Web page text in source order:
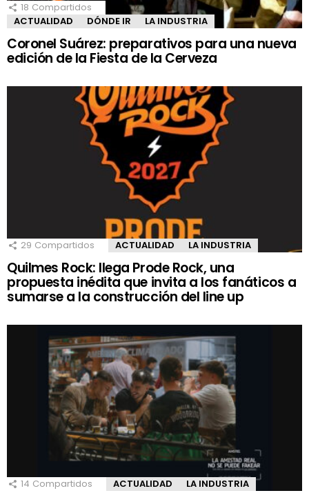
18 Compartidos
ACTUALIDAD
DÓNDE IR LA INDUSTRIA
Coronel Suárez: preparativos para una nueva
edición de la Fiesta de la Cerveza
29 Compartidos ACTUALIDAD LA INDUSTRIA
Quilmes Rock: llega Prode Rock, una
propuesta inédita que invita a los fanáticos a
sumarse a la construcción del line up
14 Compartidos ACTUALIDAD LA INDUSTRIA